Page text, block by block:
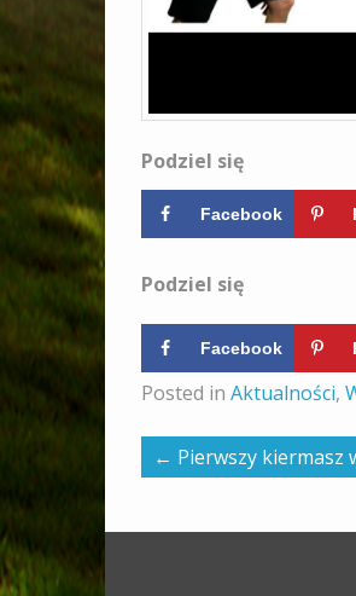
Podziel się
Facebook
Podziel się
Facebook
Posted in Aktualności,
← Pierwszy kiermasz